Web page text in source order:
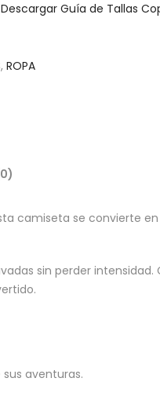
Descargar Guía de Tallas
, ROPA
camiseta se convierte
sin perder intensidad.
aventuras.